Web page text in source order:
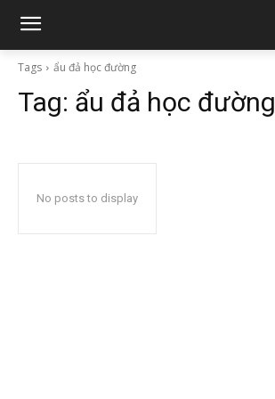
Tags ẩu đả học đường
Tag: ẩu đả học đường
No posts to display